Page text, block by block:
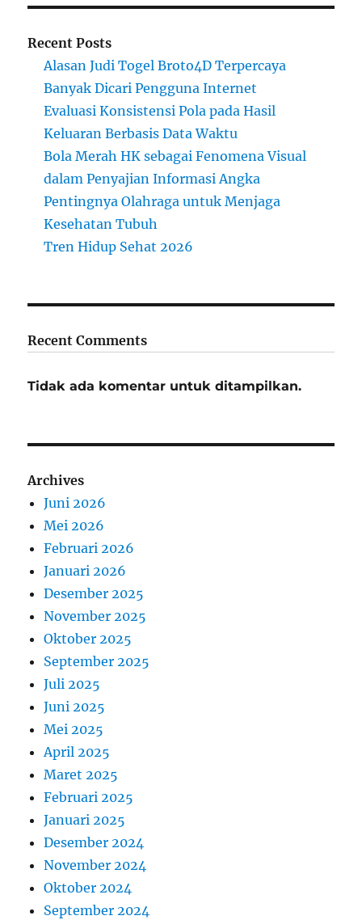
Recent Posts
Alasan Judi Togel Broto4D Terpercaya
Banyak Dicari Pengguna Internet
Evaluasi Konsistensi Pola pada Hasil
Keluaran Berbasis Data Waktu
Bola Merah HK sebagai Fenomena Visual
dalam Penyajian Informasi Angka
Pentingnya Olahraga untuk Menjaga
Kesehatan Tubuh
Tren Hidup Sehat 2026
Recent Comments
Tidak ada komentar untuk ditampilkan.
Archives
Juni 2026
Mei 2026
Februari 2026
Januari 2026
Desember 2025
November 2025
Oktober 2025
September 2025
Juli 2025
Juni 2025
Mei 2025
April 2025
Maret 2025
Februari 2025
Januari 2025
Desember 2024
November 2024
Oktober 2024
September 2024